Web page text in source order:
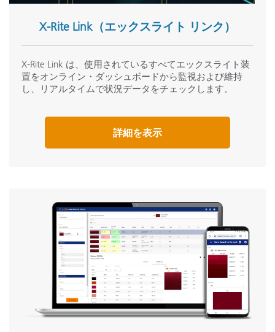
X-Rite Link（エックスライト リンク）
X-Rite Link は、使用されているすべてエックスライト装
置をオンライン・ダッシュボードから監視および維持
し、リアルタイムで状況データをチェックします。
詳細を表示